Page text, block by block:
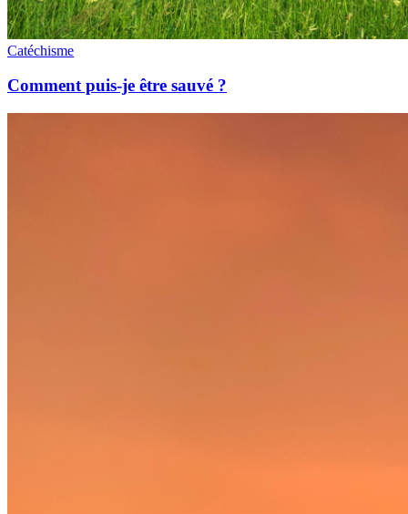
Catéchisme
Comment puis-je être sauvé ?